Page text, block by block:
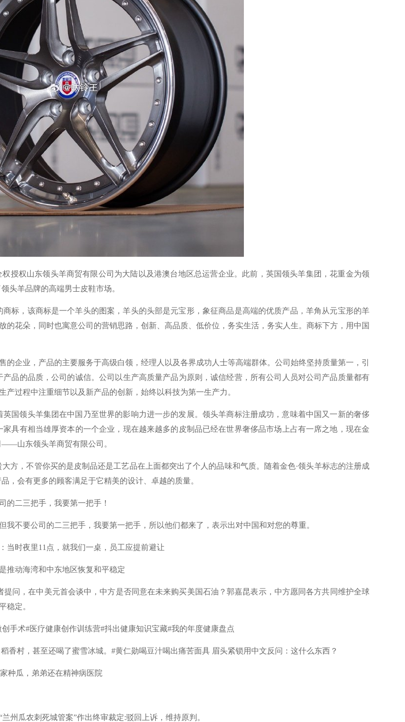
权山东领头羊商贸有限公司为大陆以及港澳台地区总运营企业。此前，英国领头羊集团，花重金为领
头羊品牌的高端男士皮鞋市场。
，该商标是一个羊头的图案，羊头的头部是元宝形，象征商品是高端的优质产品，羊角从元宝形的羊
花朵，同时也寓意公司的营销思路，创新、高品质、低价位，务实生活，务实人生。商标下方，用中国
业，产品的主要服务于高级白领，经理人以及各界成功人士等高端群体。公司始终坚持质量第一，引
品的品质，公司的诚信。公司以生产高质量产品为原则，诚信经营，所有公司人员对公司产品质量都有
过程中注重细节以及新产品的创新，始终以科技为第一生产力。
领头羊集团在中国乃至世界的影响力进一步的发展。领头羊商标注册成功，意味着中国又一新的奢侈
具有相当雄厚资本的一个企业，现在越来越多的皮制品已经在世界奢侈品市场上占有一席之地，现在金
——山东领头羊商贸有限公司。
，不管你买的是皮制品还是工艺品在上面都突出了个人的品味和气质。随着金色·领头羊标志的注册成
，会有更多的顾客满足于它精美的设计、卓越的质量。
二三把手，我要第一把手！
要公司的二三把手，我要第一把手，所以他们都来了，表示出对中国和对您的尊重。
时夜里11点，就我们一桌，员工应提前避让
动海湾和中东地区恢复和平稳定
，在中美元首会谈中，中方是否同意在未来购买美国石油？郭嘉昆表示，中方愿同各方共同维护全球
稳定。
术#医疗健康创作训练营#抖出健康知识宝藏#我的年度健康盘点
村，甚至还喝了蜜雪冰城。#黄仁勋喝豆汁喝出痛苦面具 眉头紧锁用中文反问：这什么东西？
种瓜，弟弟还在精神病医院
瓜农刺死城管案”作出终审裁定:驳回上诉，维持原判。